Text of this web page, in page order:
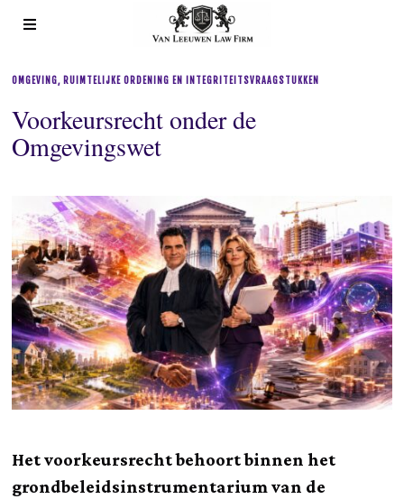
OMGEVING, RUIMTELIJKE ORDENING EN INTEGRITEITSVRAAGSTUKKEN
Voorkeursrecht onder de
Omgevingswet
Het voorkeursrecht behoort binnen het
grondbeleidsinstrumentarium van de